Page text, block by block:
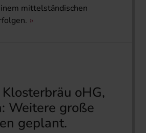
mittelständischen
oHG,
Weitere große
geplant.